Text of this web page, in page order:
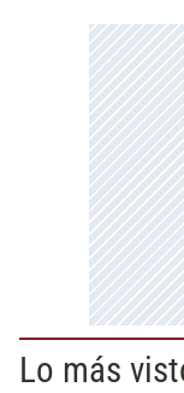
Lo más